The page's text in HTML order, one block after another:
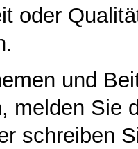
oder
und
melden Sie
schreiben